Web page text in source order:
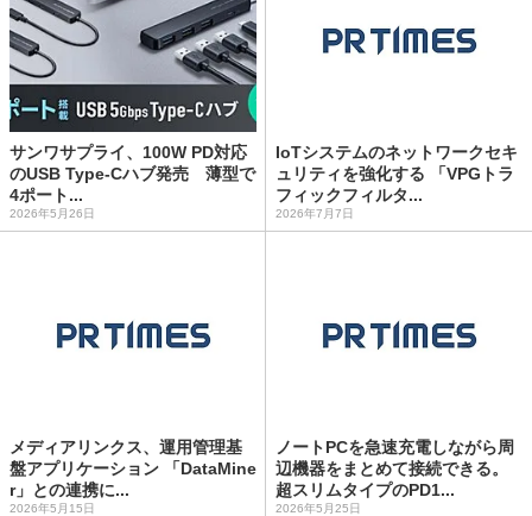
サンワサプライ、100W PD対応
のUSB Type-Cハブ発売 薄型で
4ポート...
2026年5月26日
IoTシステムのネットワークセキ
ュリティを強化する 「VPGトラ
フィックフィルタ...
2026年7月7日
メディアリンクス、運用管理基
盤アプリケーション 「DataMine
r」との連携に...
2026年5月15日
ノートPCを急速充電しながら周
辺機器をまとめて接続できる。
超スリムタイプのPD1...
2026年5月25日